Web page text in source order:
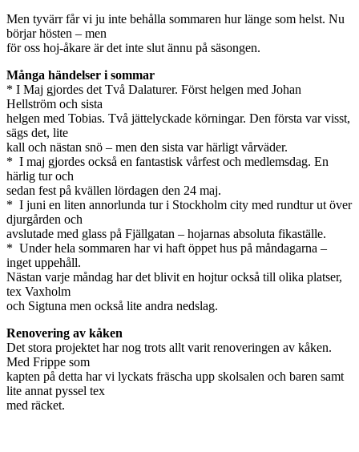
Men tyvärr får vi ju inte behålla sommaren hur länge som helst. Nu
börjar hösten – men
för oss hoj-åkare är det inte slut ännu på säsongen.
Många händelser i sommar
* I Maj gjordes det Två Dalaturer. Först helgen med Johan
Hellström och sista
helgen med Tobias. Två jättelyckade körningar. Den första var visst,
sägs det, lite
kall och nästan snö – men den sista var härligt vårväder.
* I maj gjordes också en fantastisk vårfest och medlemsdag. En
härlig tur och
sedan fest på kvällen lördagen den 24 maj.
* I juni en liten annorlunda tur i Stockholm city med rundtur ut över
djurgården och
avslutade med glass på Fjällgatan – hojarnas absoluta fikaställe.
* Under hela sommaren har vi haft öppet hus på måndagarna –
inget uppehåll.
Nästan varje måndag har det blivit en hojtur också till olika platser,
tex Vaxholm
och Sigtuna men också lite andra nedslag.
Renovering av kåken
Det stora projektet har nog trots allt varit renoveringen av kåken.
Med Frippe som
kapten på detta har vi lyckats fräscha upp skolsalen och baren samt
lite annat pyssel tex
med räcket.